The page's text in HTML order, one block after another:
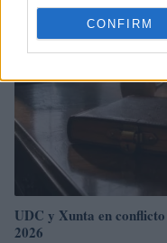
CONFIRM
UDC y Xunta en
2026